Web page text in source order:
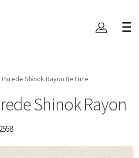
Parede Shinok Rayon De Lune
Shinok Rayon